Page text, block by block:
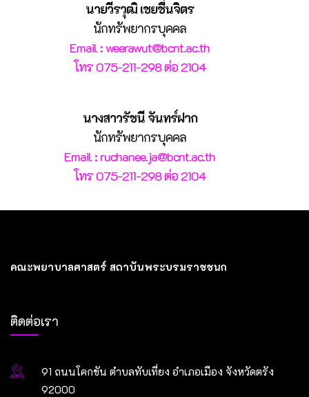
นายวีรวุฒิ เชยชื่นจิตร
นักทรัพยากรบุคคล
Email : weerawut@bcnt.ac.th
โทร 075-211-298 ต่อ 2104
นางสาวรัชนี จันทร์ฝาก
นักทรัพยากรบุคคล
Email : ruchanee.ja@bcnt.ac.th
โทร 075-211-298 ต่อ 2104
คณะพยาบาลศาสตร์ สถาบันพระบรมราชชนก
ติดต่อเรา
91 ถนนโคกขัน ตำบลทับเที่ยง อำเภอเมือง จังหวัดตรัง
92000